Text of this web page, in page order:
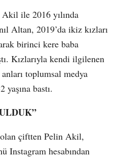
ile 2016 yılında
Altan, 2019’da ikiz kızları
birinci kere baba
Kızlarıyla kendi ilgilenen
toplumsal medya
bastı.
çiftten Pelin Akil,
Instagram hesabından